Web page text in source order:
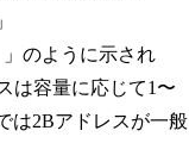
」のように示され
は容量に応じて1〜
は2Bアドレスが一般